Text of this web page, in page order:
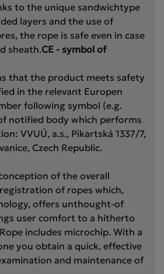
to the unique sandwichtype
layers and the use of
the rope is safe even in case
sheath.CE - symbol of
that the product meets safety
in the relevant Europen
following symbol (e.g.
notified body which performs
VVUÚ, a.s., Pikartská 1337/7,
Czech Republic.
of the overall
of ropes which,
offers unthought-of
user comfort to a hitherto
includes microchip. With a
you obtain a quick, effective
and maintenance of